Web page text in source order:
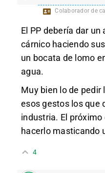
Colaborador de
El PP debería dar
cárnico haciendo
un bocata de lomo
agua.
Muy bien lo de pedir
esos gestos los que
industria. El
hacerlo masticando
4